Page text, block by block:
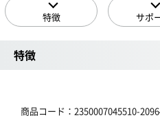
特徴 サポ
特徴
商品コード：2350007045510-